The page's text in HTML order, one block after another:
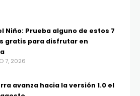
Niño: Prueba alguno de estos 7
gratis para disfrutar en
7, 2026
avanza hacia la versión 1.0 el